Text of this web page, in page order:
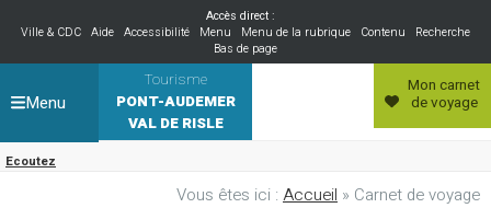
Accès direct :
Ville & CDC Aide Accessibilité Menu Menu de la rubrique Contenu
Recherche
Bas de page
Tourisme
PONT-AUDEMER
VAL DE RISLE
Ecoutez
Mon carnet
de voyage
Menu
Vous êtes ici : Accueil » Carnet de voyage